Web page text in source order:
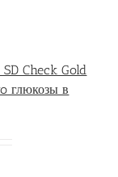
Check Gold
глюкозы в